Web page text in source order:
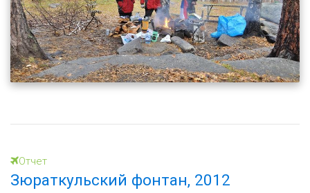
Отчет
Зюраткульский фонтан, 2012